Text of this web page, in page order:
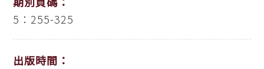
5：255-325
出版時間：